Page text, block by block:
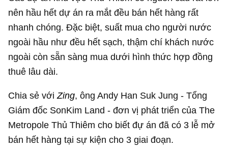
nên hầu hết dự án ra mắt đều bán hết hàng rất
nhanh chóng. Đặc biệt, suất mua cho người nước
ngoài hầu như đều hết sạch, thậm chí khách nước
ngoài còn sẵn sàng mua dưới hình thức hợp đồng
thuê lâu dài.
Chia sẻ vớiZing, ông Andy Han Suk Jung - Tổng
Giám đốc SonKim Land - đơn vị phát triển của The
Metropole Thủ Thiêm cho biết đự án đã có 3 lễ mở
bán hết hàng tại sự kiện cho 3 giai đoạn.